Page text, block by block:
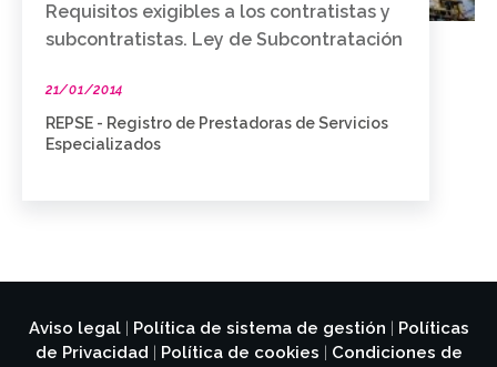
Requisitos exigibles a los contratistas y
subcontratistas. Ley de Subcontratación
21/01/2014
REPSE - Registro de Prestadoras de Servicios
Especializados
Aviso legal| Política de sistema de gestión
Políticas
de Privacidad
Política de cookies Condiciones de